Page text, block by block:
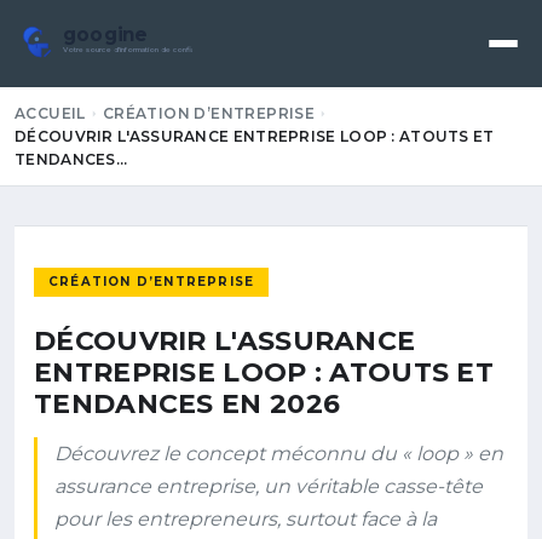
googine
Votre source d'information de confiance
ACCUEIL
CRÉATION D’ENTREPRISE
DÉCOUVRIR L'ASSURANCE ENTREPRISE LOOP : ATOUTS ET
TENDANCES…
CRÉATION D’ENTREPRISE
DÉCOUVRIR L'ASSURANCE
ENTREPRISE LOOP : ATOUTS ET
TENDANCES EN 2026
Découvrez le concept méconnu du « loop » en
assurance entreprise, un véritable casse-tête
pour les entrepreneurs, surtout face à la